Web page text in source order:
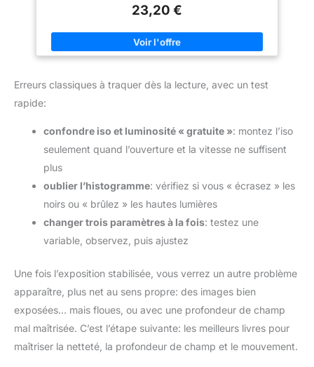
quotidien
23,20 €
Erreurs classiques à traquer dès la lecture, avec un test
rapide:
confondre iso et luminosité « gratuite »: montez l’iso
seulement quand l’ouverture et la vitesse ne suffisent
plus
oublier l’histogramme: vérifiez si vous « écrasez » les
noirs ou « brûlez » les hautes lumières
changer trois paramètres à la fois: testez une
variable, observez, puis ajustez
Une fois l’exposition stabilisée, vous verrez un autre problème
apparaître, plus net au sens propre: des images bien
exposées… mais floues, ou avec une profondeur de champ
mal maîtrisée. C’est l’étape suivante: les meilleurs livres pour
maîtriser la netteté, la profondeur de champ et le mouvement.